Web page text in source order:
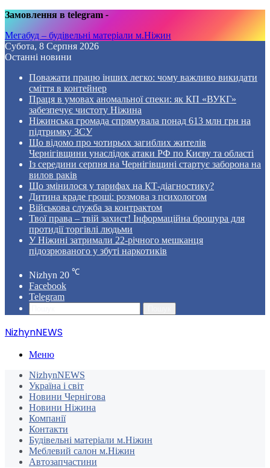
Замовлення в telegram -
Мегабуд – будівельні матеріали м.Ніжин
Субота, 8 Серпня 2026
Останні новини
Поважати працю інших легко: чому важливо викидати
сміття в контейнер
Праця в умовах аномальної спеки: як КП «ВУКГ»
забезпечує чистоту Ніжина
Ніжинська громада спрямувала понад 613 млн грн на
підтримку ЗСУ
Що відомо про чотирьох загиблих жителів
Чернігівщини унаслідок атаки РФ по Києву та області
Із середини серпня на Чернігівщині стартує заборона на
вилов раків
Що змінилося у тарифах на КТ-діагностику?
Дитина краде гроші: розмова з психологом
Військова служба за контрактом
Твої права – твій захист! Інформаційна брошура для
протидії торгівлі людьми
У Ніжині затримали 22-річного мешканця
підозрюваного у збуті наркотиків
Nizhyn 20 ℃
Facebook
Telegram
NizhynNEWS
Меню
NizhynNEWS
Україна і світ
Новини Чернігова
Новини Ніжина
Компанії
Контакти
Будівельні матеріали м.Ніжин
Меблевий салон м.Ніжин
Автозапчастини